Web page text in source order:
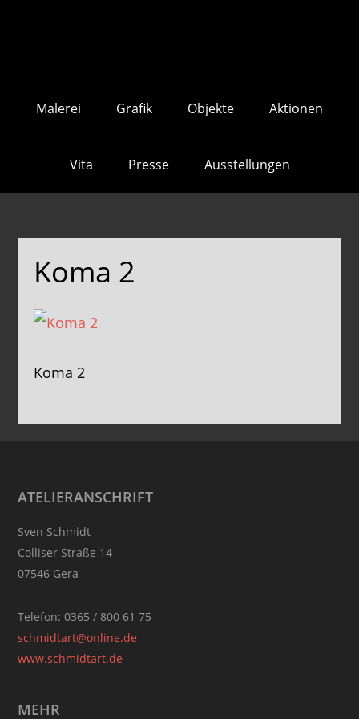
Malerei Grafik Objekte Aktionen
Vita Presse Ausstellungen
Koma 2
Koma 2
Footer
ATELIERANSCHRIFT
Sven Schmidt
Colliser Straße 14
07546 Gera
Telefon: 0365 / 800 61 75
schmidtart@online.de
www.schmidtart.de
MEHR